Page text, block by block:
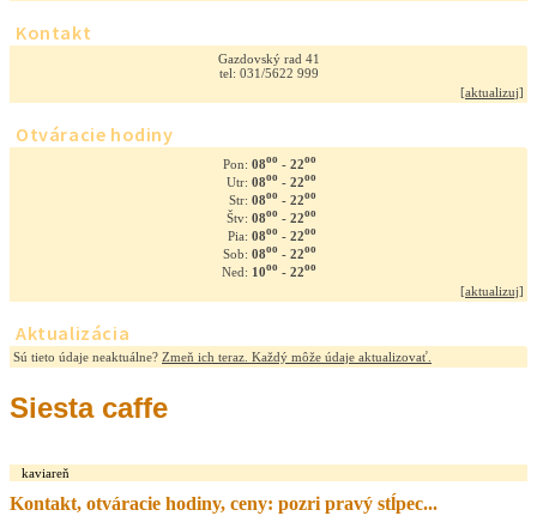
Kontakt
Gazdovský rad 41
tel: 031/5622 999
[aktualizuj]
Otváracie hodiny
Pon: 08oo- 22oo
Utr: 08oo- 22oo
Str: 08oo- 22oo
Štv: 08oo- 22oo
Pia: 08oo- 22oo
Sob: 08oo- 22oo
Ned: 10oo- 22oo
[aktualizuj]
Aktualizácia
Sú tieto údaje neaktuálne? Zmeň ich teraz. Každý môže údaje aktualizovať.
Siesta caffe
kaviareň
Kontakt, otváracie hodiny, ceny: pozri pravý stĺpec...